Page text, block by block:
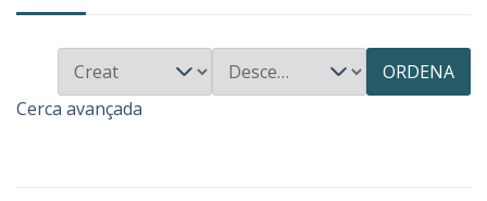
ORDENA
Cerca avançada